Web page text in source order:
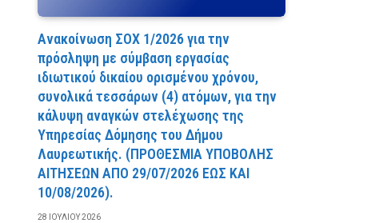
Ανακοίνωση ΣΟΧ 1/2026 για την
πρόσληψη με σύμβαση εργασίας
ιδιωτικού δικαίου ορισμένου χρόνου,
συνολικά τεσσάρων (4) ατόμων, για την
κάλυψη αναγκών στελέχωσης της
Υπηρεσίας Δόμησης του Δήμου
Λαυρεωτικής. (ΠPOΘEΣMIA YΠOBOΛHΣ
AITHΣEΩN AΠO 29/07/2026 EΩΣ KAI
10/08/2026).
28 ΙΟΥΛΊΟΥ 2026